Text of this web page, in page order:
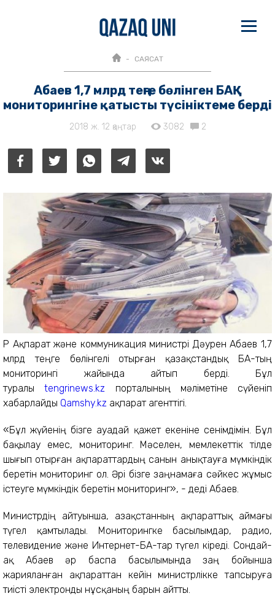
САЯСАТ
Абаев 1,7 млрд теңге бөлінген БАҚ
мониторингіне қатысты түсініктеме берді
2018 ж. 12 қаңтар 3082 2
ҚР Ақпарат және коммуникация министрі Дәурен Абаев 1,7
млрд теңге бөлінгелі отырған қазақстандық БАҚ-тың
мониторингі жайында айтып берді. Бұл
туралыtengrinews.kz порталының мәліметіне сүйеніп
хабарлайды Qamshy.kz ақпарат агенттігі.
«Бұл жүйенің бізге ауадай қажет екеніне сенімдімін. Бұл
бақылау емес, мониторинг. Мәселен, мемлекеттік тілде
шығып отырған ақпараттардың санын анықтауға мүмкіндік
беретін мониторинг ол. Әрі бізге заңнамаға сәйкес жұмыс
істеуге мүмкіндік беретін мониторинг», - деді Абаев.
Министрдің айтуынша, Қазақстанның ақпараттық аймағы
түгел қамтылады. Мониторингке басылымдар, радио,
телевидение және Интернет-БАҚ-тар түгел кіреді. Сондай-
ақ Абаев әр баспа басылымында заң бойынша
жарияланған ақпараттан кейін министрлікке тапсыруға
тиісті электронды нұсқаның барын айтты.